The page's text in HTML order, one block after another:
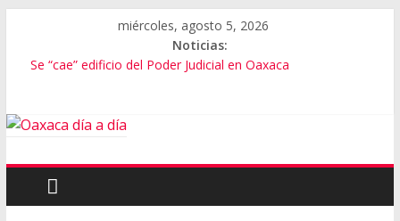
miércoles, agosto 5, 2026
Noticias:
Se “cae” edificio del Poder Judicial en Oaxaca
Cómo cuidar el presupuesto familiar en el regreso a clases